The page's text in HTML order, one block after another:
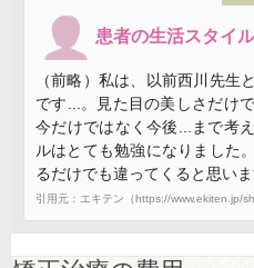
患者の生活スタイ
（前略）私は、以前西川先生
です...。見た目の美しさだけ
今だけではなく今後...まで考
ルはとても勉強になりました
るだけでも違ってくると思いま
引用元：エキテン（https://www.ekiten.jp/